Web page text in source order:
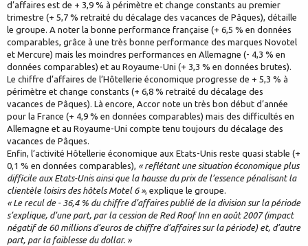
d’affaires est de + 3,9 % à périmètre et change constants au premier
trimestre (+ 5,7 % retraité du décalage des vacances de Pâques), détaille
le groupe. A noter la bonne performance française (+ 6,5 % en données
comparables, grâce à une très bonne performance des marques Novotel
et Mercure) mais les moindres performances en Allemagne (- 4,3 % en
données comparables) et au Royaume-Uni (+ 3,3 % en données brutes).
Le chiffre d’affaires de l’Hôtellerie économique progresse de + 5,3 % à
périmètre et change constants (+ 6,8 % retraité du décalage des
vacances de Pâques). Là encore, Accor note un très bon début d’année
pour la France (+ 4,9 % en données comparables) mais des difficultés en
Allemagne et au Royaume-Uni compte tenu toujours du décalage des
vacances de Pâques.
Enfin, l’activité Hôtellerie économique aux Etats-Unis reste quasi stable (+
0,1 % en données comparables), « reflétant une situation économique plus
difficile aux Etats-Unis ainsi que la hausse du prix de l’essence pénalisant la
clientèle loisirs des hôtels Motel 6 », explique le groupe.
« Le recul de - 36,4 % du chiffre d’affaires publié de la division sur la période
s’explique, d’une part, par la cession de Red Roof Inn en août 2007 (impact
négatif de 60 millions d’euros de chiffre d’affaires sur la période) et, d’autre
part, par la faiblesse du dollar. »